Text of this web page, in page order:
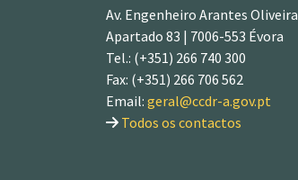
Av. Engenheiro Arantes Oliveira
Apartado 83 | 7006-553 Évora
Tel.: (+351) 266 740 300
Fax: (+351) 266 706 562
Email: geral@ccdr-a.gov.pt
Todos os contactos